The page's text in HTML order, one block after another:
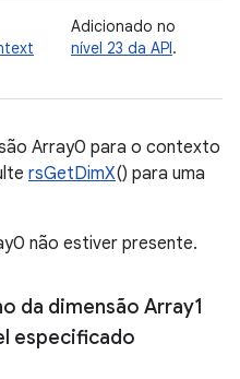
Adicionado no
nível 23 da API.
Array0 para o contexto
rsGetDimX() para uma
não estiver presente.
da dimensão Array1
especificado